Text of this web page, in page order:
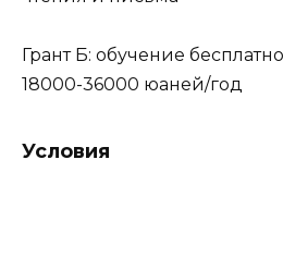
Грант Б: обучение
18000-36000 юаней/год
Условия